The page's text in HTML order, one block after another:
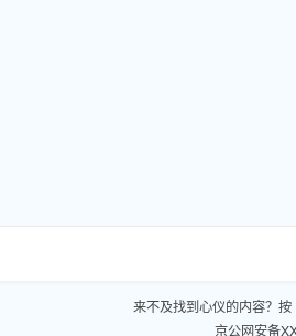
来不及找到心仪的内容？按
京公网安备